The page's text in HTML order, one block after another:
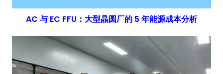
AC 与 EC FFU：大型晶圆厂的 5 年能源成本分析